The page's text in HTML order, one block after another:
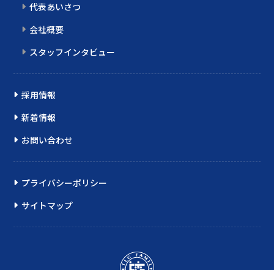
代表あいさつ
会社概要
スタッフインタビュー
採用情報
新着情報
お問い合わせ
プライバシーポリシー
サイトマップ